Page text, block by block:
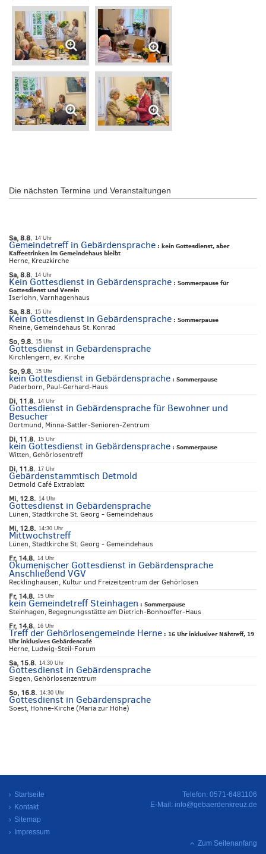
Die nächsten Termine und Veranstaltungen
Sa, 8.8. 14 Uhr
Gemeindetreff in Gebärdensprache : kein Gottesdienst, aber
Kaffeetrinken im Gemeindehaus bleibt
Herne, Kreuzkirche
Sa, 8.8. 14 Uhr
Kein Gottesdienst in Gebärdensprache : Sommerpause für
Gottesdienst und Verein
Iserlohn, Varnhagenhaus
Sa, 8.8. 15 Uhr
Kein Gottesdienst in Gebärdensprache : Sommerpause
Rheine, Gemeindehaus St. Konrad
So, 9.8. 15 Uhr
Gottesdienst in Gebärdensprache
Kirchlengern, ev. Kirche
So, 9.8. 15 Uhr
kein Gottesdienst in Gebärdensprache : Sommerpause
Paderborn, Paul-Gerhard-Haus
Di, 11.8. 14 Uhr
Gottesdienst in Gebärdensprache für Bewohner und
Besucher
Dortmund, Minna-Sattler-Senioren-Zentrum
Di, 11.8. 15 Uhr
kein Gottesdienst in Gebärdensprache : Sommerpause
Witten, Gehörlosentreff
Di, 11.8. 17 Uhr
Gebärdenstammtisch Detmold
Detmold Café Extrablatt
Mi, 12.8. 14 Uhr
Gottesdienst in Gebärdensprache
Lünen, Stadtkirche St. Georg - Gemeindehaus
Mi, 12.8. 14:30 Uhr
Mittwochstreff
Lünen, Stadtkirche St. Georg - Gemeindehaus
Fr, 14.8. 14 Uhr
Ökumenischer Gottesdienst in Gebärdensprache
Anschließend VGV
Recklinghausen, Kultur und Freizeitzentrum der Gehörlosen
Fr, 14.8. 15 Uhr
kein Gemeindetreff Steinhagen : Sommerpause
Steinhagen, Begegnungsstätte am Dietrich-Bonhoeffer-Haus
Fr, 14.8. 16 Uhr
Treff der Gehörlosengemeinde Herne : 16 Uhr inklusiver Nähtreff, 19
Uhr inklusives Gebärdencafé
Herne, Ludwig-Steil-Forum
Sa, 15.8. 14:30 Uhr
Gottesdienst in Gebärdensprache
Siegen, Gehörlosenzentrum
So, 16.8. 14:30 Uhr
Gottesdienst in Gebärdensprache
Soest, Hohne-Kirche (Maria zur Höhe)
Startseite
Kontakt
Sitemap
Impressum
Telefon: 0571-6481106
E-Mail: info@gebaerdenkreuz.de
Zum Seitenanfang